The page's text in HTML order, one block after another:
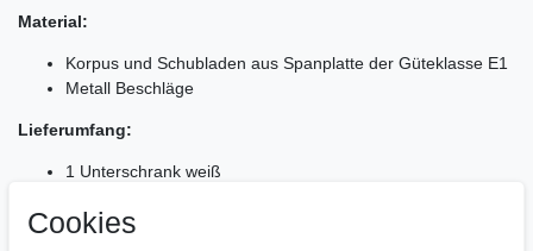
Material:
Korpus und Schubladen aus Spanplatte der Güteklasse E1
Metall Beschläge
Lieferumfang:
1 Unterschrank weiß
Montage:
Cookies